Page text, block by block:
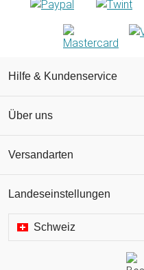
Hilfe & Kundenservice
Über uns
Versandarten
Landeseinstellungen
Schweiz